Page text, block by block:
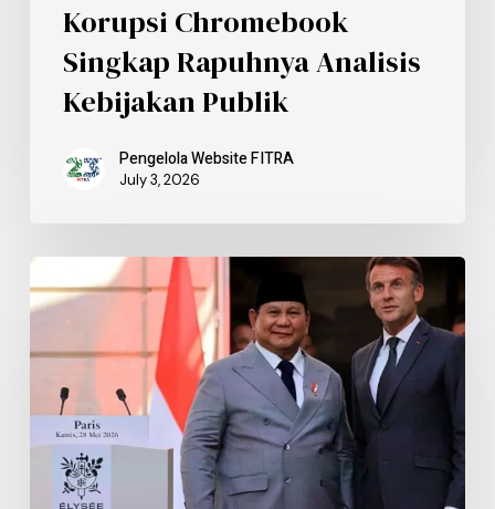
Korupsi Chromebook
Singkap Rapuhnya Analisis
Kebijakan Publik
Pengelola Website FITRA
July 3, 2026